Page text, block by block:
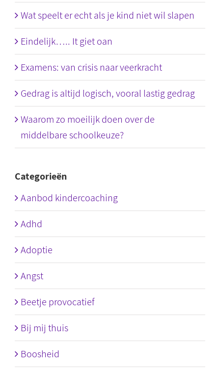
Wat speelt er echt als je kind niet wil slapen
Eindelijk….. It giet oan
Examens: van crisis naar veerkracht
Gedrag is altijd logisch, vooral lastig gedrag
Waarom zo moeilijk doen over de
middelbare schoolkeuze?
Categorieën
Aanbod kindercoaching
Adhd
Adoptie
Angst
Beetje provocatief
Bij mij thuis
Boosheid